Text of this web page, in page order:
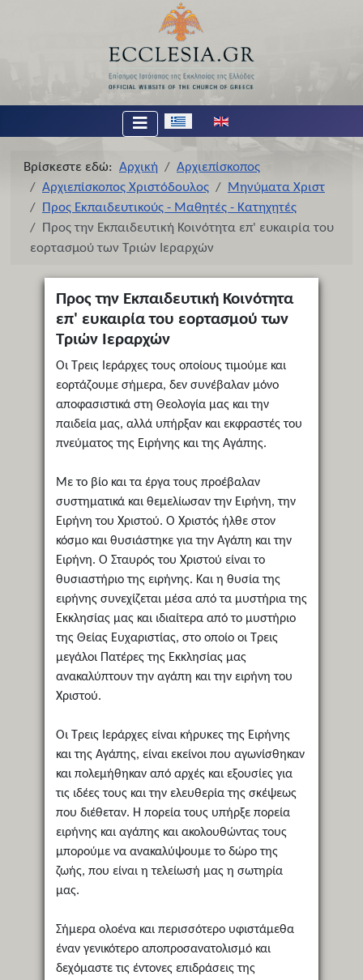
Επιλέξτε τη γλώσσα σας
Βρίσκεστε εδώ: Αρχική
Αρχιεπίσκοπος
Αρχιεπίσκοπος Χριστόδουλος
Μηνύματα Χριστ
Προς Εκπαιδευτικούς - Μαθητές - Κατηχητές
Προς την Εκπαιδευτική Κοινότητα επ' ευκαιρία του
εορτασμού των Τριών Ιεραρχών
Προς την Εκπαιδευτική Κοινότητα
επ' ευκαιρία του εορτασμού των
Τριών Ιεραρχών
Οι Τρεις Ιεράρχες τους οποίους τιμούμε και
εορτάζουμε σήμερα, δεν συνέβαλαν μόνο
αποφασιστικά στη Θεολογία μας και την
παιδεία μας, αλλά υπήρξαν και εκφραστές του
πνεύματος της Ειρήνης και της Αγάπης.
Με το βίο και τα έργα τους προέβαλαν
συστηματικά και θεμελίωσαν την Ειρήνη, την
Ειρήνη του Χριστού. Ο Χριστός ήλθε στον
κόσμο και θυσιάστηκε για την Αγάπη και την
Ειρήνη. Ο Σταυρός του Χριστού είναι το
θυσιαστήριο της ειρήνης. Και η θυσία της
ειρήνης συνεχίζεται μέσα από τα μυστήρια της
Εκκλησίας μας και ιδιαίτερα από το μυστήριο
της Θείας Ευχαριστίας, στο οποίο οι Τρεις
μεγάλοι Πατέρες της Εκκλησίας μας
ανακαλύπτουν την αγάπη και την ειρήνη του
Χριστού.
Οι Τρεις Ιεράρχες είναι κήρυκες της Ειρήνης
και της Αγάπης, είναι εκείνοι που αγωνίσθηκαν
και πολεμήθηκαν από αρχές και εξουσίες για
τις ιδέες τους και την ελευθερία της σκέψεως
που διέθεταν. Η πορεία τους υπήρξε πορεία
ειρήνης και αγάπης και ακολουθώντας τους
μπορούμε να ανακαλύψουμε το δώρο της
ζωής, που είναι η τελείωσή μας η σωτηρία
μας.
Σήμερα ολοένα και περισσότερο υφιστάμεθα
έναν γενικότερο αποπροσανατολισμό και
δεχόμαστε τις έντονες επιδράσεις της